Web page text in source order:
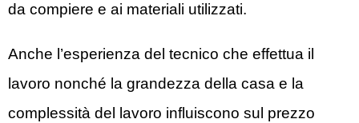
da compiere e ai materiali utilizzati.
Anche l’esperienza del tecnico che effettua il
lavoro nonché la grandezza della casa e la
complessità del lavoro influiscono sul prezzo